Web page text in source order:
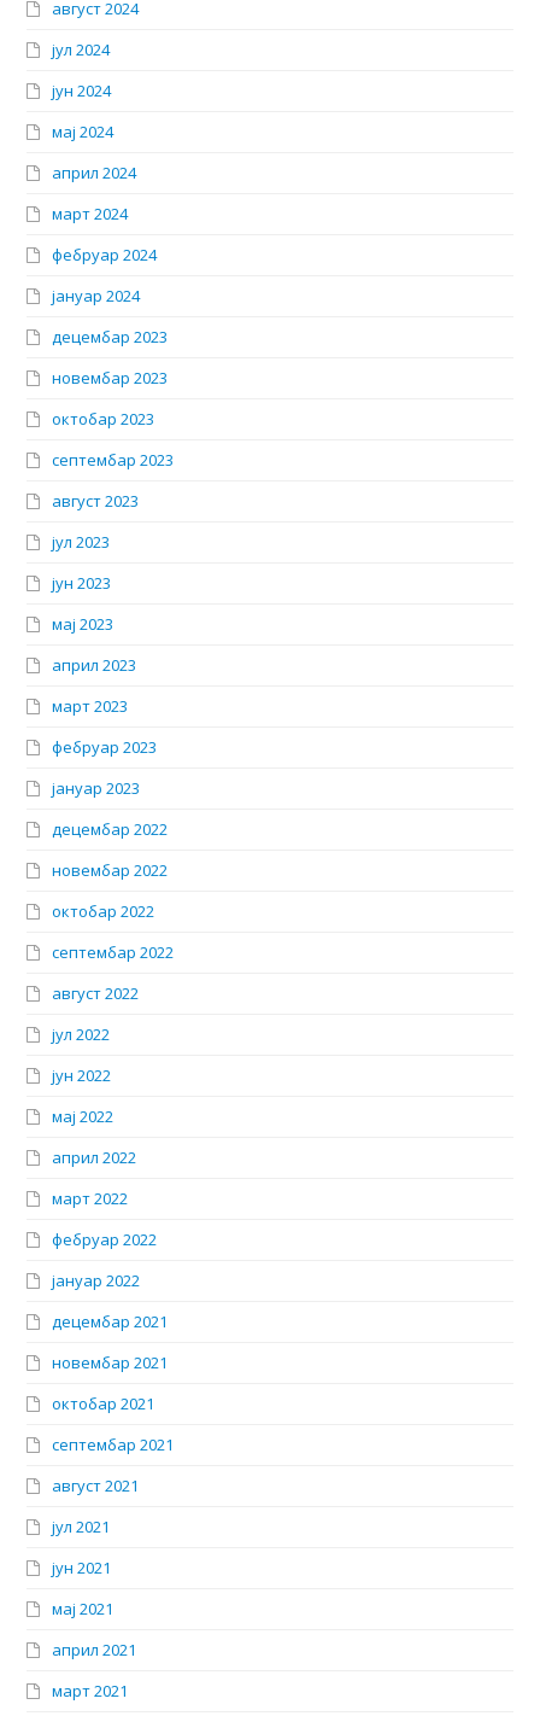
август 2024
јул 2024
јун 2024
мај 2024
април 2024
март 2024
фебруар 2024
јануар 2024
децембар 2023
новембар 2023
октобар 2023
септембар 2023
август 2023
јул 2023
јун 2023
мај 2023
април 2023
март 2023
фебруар 2023
јануар 2023
децембар 2022
новембар 2022
октобар 2022
септембар 2022
август 2022
јул 2022
јун 2022
мај 2022
април 2022
март 2022
фебруар 2022
јануар 2022
децембар 2021
новембар 2021
октобар 2021
септембар 2021
август 2021
јул 2021
јун 2021
мај 2021
април 2021
март 2021